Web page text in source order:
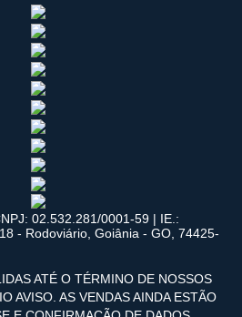
02.532.281/0001-59 | IE.:
- Rodoviário, Goiânia - GO, 74425-
ATÉ O TÉRMINO DE NOSSOS
AVISO. AS VENDAS AINDA ESTÃO